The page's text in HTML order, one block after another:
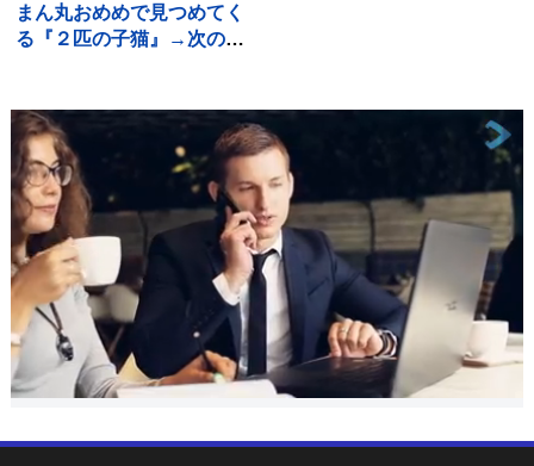
まん丸おめめで見つめてく
る『２匹の子猫』→次の瞬
「旦那様ニャイス」「たま
らんすぎる」